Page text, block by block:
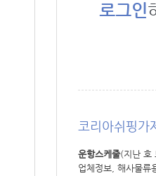
로그인
코리아쉬핑가
운항스케줄(지난 호
업체정보, 해사물류